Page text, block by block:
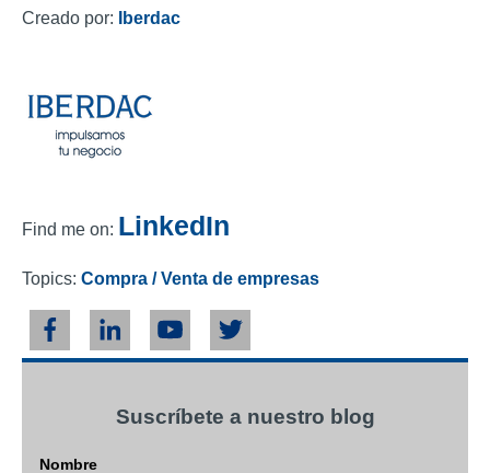
Creado por: Iberdac
Find me on: LinkedIn
Topics: Compra / Venta de empresas
Suscríbete a nuestro blog
Nombre